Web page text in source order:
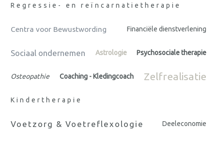
Regressie- en reïncarnatietherapie
Centra voor Bewustwording Financiële dienstverlening
Sociaal ondernemen Astrologie Psychosociale therapie
Osteopathie Coaching - Kledingcoach Zelfrealisatie
Kindertherapie
Voetzorg & Voetreflexologie Deeleconomie